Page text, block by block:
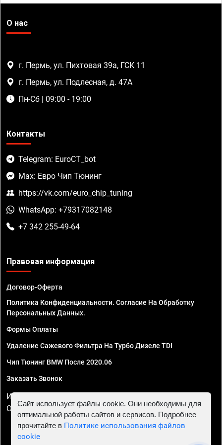
О нас
г. Пермь, ул. Пихтовая 39а, ГСК 11
г. Пермь, ул. Подлесная, д. 47А
Пн-Сб | 09:00 - 19:00
Контакты
Telegram: EuroCT_bot
Max: Евро Чип Тюнинг
https://vk.com/euro_chip_tuning
WhatsApp: +79317082148
+7 342 255-49-64
Правовая информация
Договор-Оферта
Политика Конфиденциальности. Согласие На Обработку
Персональных Данных.
Формы Оплаты
Удаление Сажевого Фильтра На Турбо Дизеле TDI
Чип Тюнинг BMW После 2020.06
Заказать Звонок
ИП Смирнов Георгий Павлович. ИНН 781302555843,
ОГРНИП 324470400032610
Сайт использует файлы cookie. Они необходимы для
оптимальной работы сайтов и сервисов. Подробнее
прочитайте в Политике использования файлов
cookie